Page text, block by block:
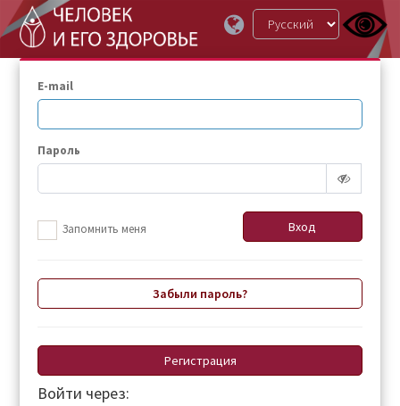
E-mail
Пароль
Запомнить меня
Забыли пароль?
Регистрация
Войти через: